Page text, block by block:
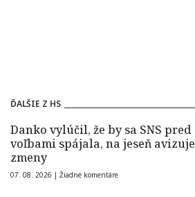
ĎALŠIE Z HS
Danko vylúčil, že by sa SNS pred
voľbami spájala, na jeseň avizuje
zmeny
07. 08. 2026 | Žiadne komentáre